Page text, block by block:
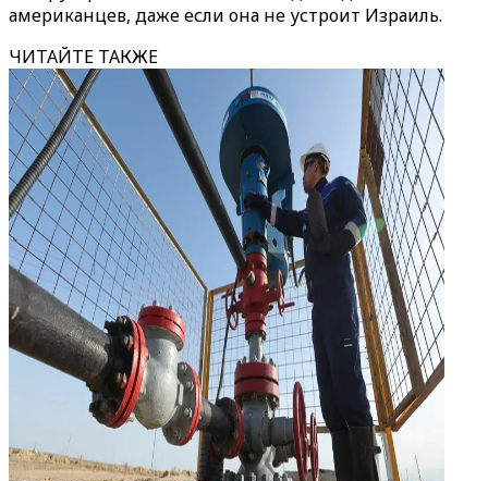
американцев, даже если она не устроит Израиль.
ЧИТАЙТЕ ТАКЖЕ